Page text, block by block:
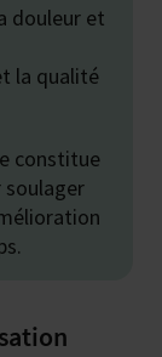
douleur et
la qualité
constitue
soulager